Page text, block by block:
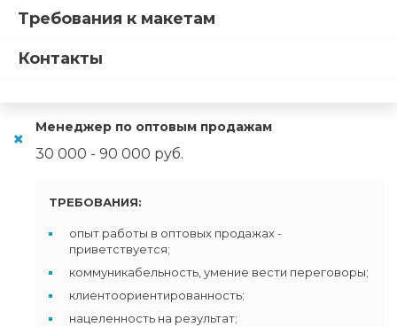
Требования к макетам
Контакты
Вакансии
Менеджер по оптовым продажам
30 000 - 90 000 руб.
ТРЕБОВАНИЯ:
опыт работы в оптовых продажах -
приветствуется;
коммуникабельность, умение вести переговоры;
клиентоориентированность;
нацеленность на результат;